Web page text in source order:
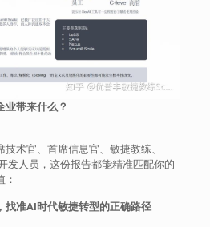
业带来什么？
术官、首席信息官、敏捷教练、
发人员，这份报告都能精准匹配你的
：
找准AI时代敏捷转型的正确路径